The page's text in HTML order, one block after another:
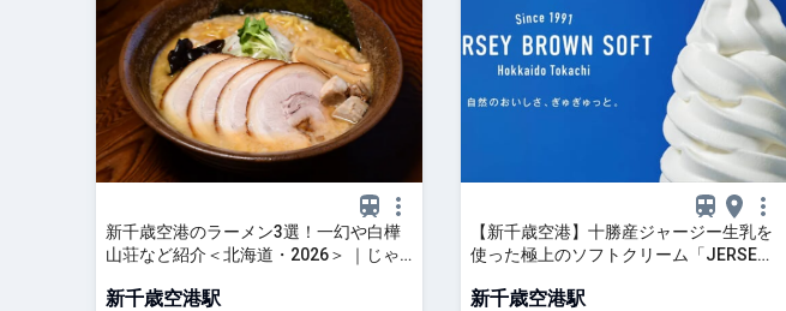
新千歳空港のラーメン3選！一幻や白樺
山荘など紹介＜北海道・2026＞ ｜じゃ
新千歳空港駅
【新千歳空港】十勝産ジャージー生乳を
使った極上のソフトクリーム「JERSEY
TABIZINE～人生に旅心を～
新千歳空港駅